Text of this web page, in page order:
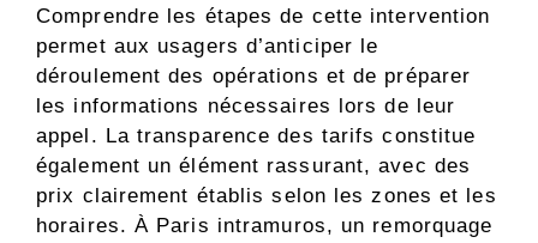
Comprendre les étapes de cette intervention
permet aux usagers d’anticiper le
déroulement des opérations et de préparer
les informations nécessaires lors de leur
appel. La transparence des tarifs constitue
également un élément rassurant, avec des
prix clairement établis selon les zones et les
horaires. À Paris intramuros, un remorquage